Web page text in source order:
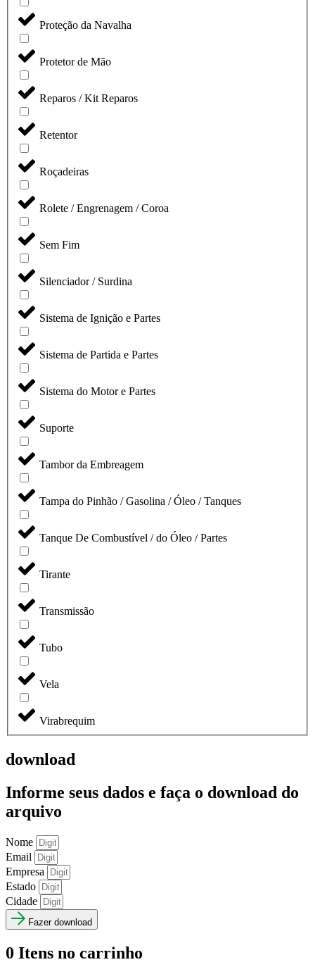
Proteção da Navalha
Protetor de Mão
Reparos / Kit Reparos
Retentor
Roçadeiras
Rolete / Engrenagem / Coroa
Sem Fim
Silenciador / Surdina
Sistema de Ignição e Partes
Sistema de Partida e Partes
Sistema do Motor e Partes
Suporte
Tambor da Embreagem
Tampa do Pinhão / Gasolina / Óleo / Tanques
Tanque De Combustível / do Óleo / Partes
Tirante
Transmissão
Tubo
Vela
Virabrequim
download
Informe seus dados e faça o download do
arquivo
Nome
Email
Empresa
Estado
Cidade
Fazer download
0 Itens no carrinho